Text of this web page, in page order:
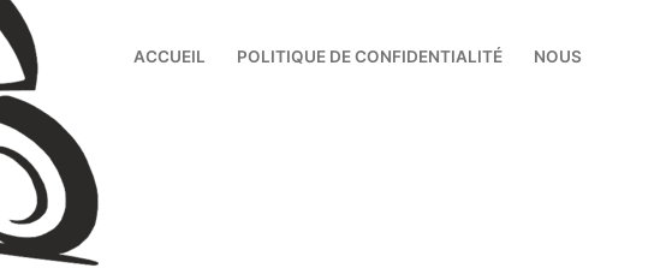
ACCUEIL POLITIQUE DE CONFIDENTIALITÉ NOUS